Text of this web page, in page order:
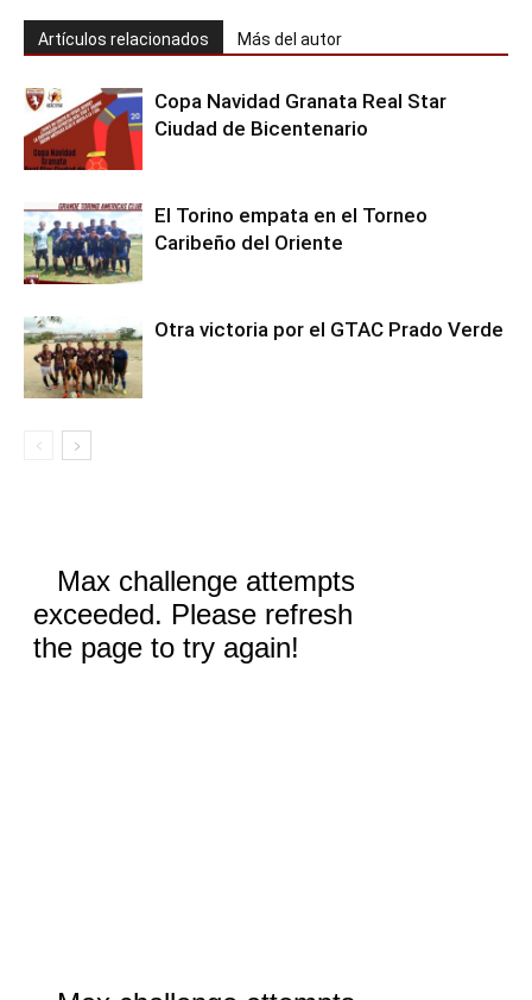
Artículos relacionados Más del autor
Copa Navidad Granata Real Star
Ciudad de Bicentenario
El Torino empata en el Torneo
Caribeño del Oriente
Otra victoria por el GTAC Prado Verde